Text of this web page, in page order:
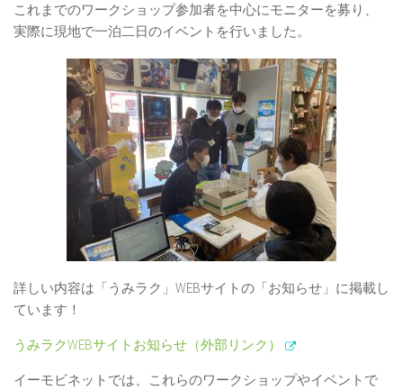
これまでのワークショップ参加者を中心にモニターを募り、
実際に現地で一泊二日のイベントを行いました。
詳しい内容は「うみラク」WEBサイトの「お知らせ」に掲載し
ています！
うみラクWEBサイトお知らせ（外部リンク）
イーモビネットでは、これらのワークショップやイベントで